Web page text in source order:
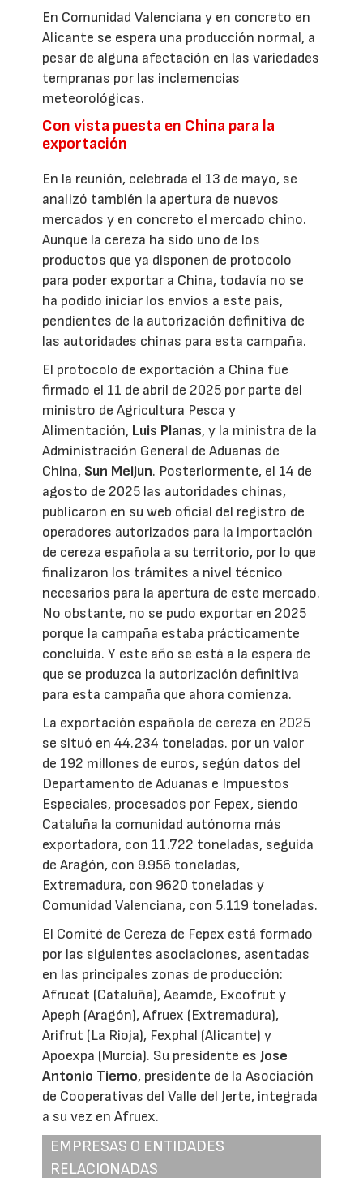
En Comunidad Valenciana y en concreto en
Alicante se espera una producción normal, a
pesar de alguna afectación en las variedades
tempranas por las inclemencias
meteorológicas.
Con vista puesta en China para la
exportación
En la reunión, celebrada el 13 de mayo, se
analizó también la apertura de nuevos
mercados y en concreto el mercado chino.
Aunque la cereza ha sido uno de los
productos que ya disponen de protocolo
para poder exportar a China, todavía no se
ha podido iniciar los envíos a este país,
pendientes de la autorización definitiva de
las autoridades chinas para esta campaña.
El protocolo de exportación a China fue
firmado el 11 de abril de 2025 por parte del
ministro de Agricultura Pesca y
Alimentación, Luis Planas, y la ministra de la
Administración General de Aduanas de
China, Sun Meijun. Posteriormente, el 14 de
agosto de 2025 las autoridades chinas,
publicaron en su web oficial del registro de
operadores autorizados para la importación
de cereza española a su territorio, por lo que
finalizaron los trámites a nivel técnico
necesarios para la apertura de este mercado.
No obstante, no se pudo exportar en 2025
porque la campaña estaba prácticamente
concluida. Y este año se está a la espera de
que se produzca la autorización definitiva
para esta campaña que ahora comienza.
La exportación española de cereza en 2025
se situó en 44.234 toneladas. por un valor
de 192 millones de euros, según datos del
Departamento de Aduanas e Impuestos
Especiales, procesados por Fepex, siendo
Cataluña la comunidad autónoma más
exportadora, con 11.722 toneladas, seguida
de Aragón, con 9.956 toneladas,
Extremadura, con 9620 toneladas y
Comunidad Valenciana, con 5.119 toneladas.
El Comité de Cereza de Fepex está formado
por las siguientes asociaciones, asentadas
en las principales zonas de producción:
Afrucat (Cataluña), Aeamde, Excofrut y
Apeph (Aragón), Afruex (Extremadura),
Arifrut (La Rioja), Fexphal (Alicante) y
Apoexpa (Murcia). Su presidente esJose
Antonio Tierno, presidente de la Asociación
de Cooperativas del Valle del Jerte, integrada
a su vez en Afruex.
EMPRESAS O ENTIDADES
RELACIONADAS